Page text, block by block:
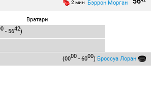
2 мин Бэррон Морган
Вратари
- 5642)
(0000 - 6000) Броссуа Лоран